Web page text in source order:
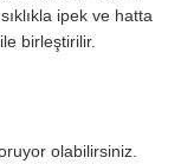
ipek ve hatta
birleştirilir.
olabilirsiniz.